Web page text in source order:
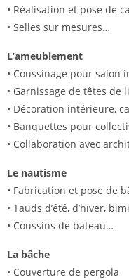
• Réalisation et pose de
• Selles sur mesures…
L’ameublement
• Coussinage pour
• Garnissage de têtes
• Décoration intérieure,
• Banquettes pour
• Collaboration avec
Le nautisme
• Fabrication et pose de
• Tauds d’été, d’hiver,
• Coussins de bateau…
La bâche
• Couverture de pergola